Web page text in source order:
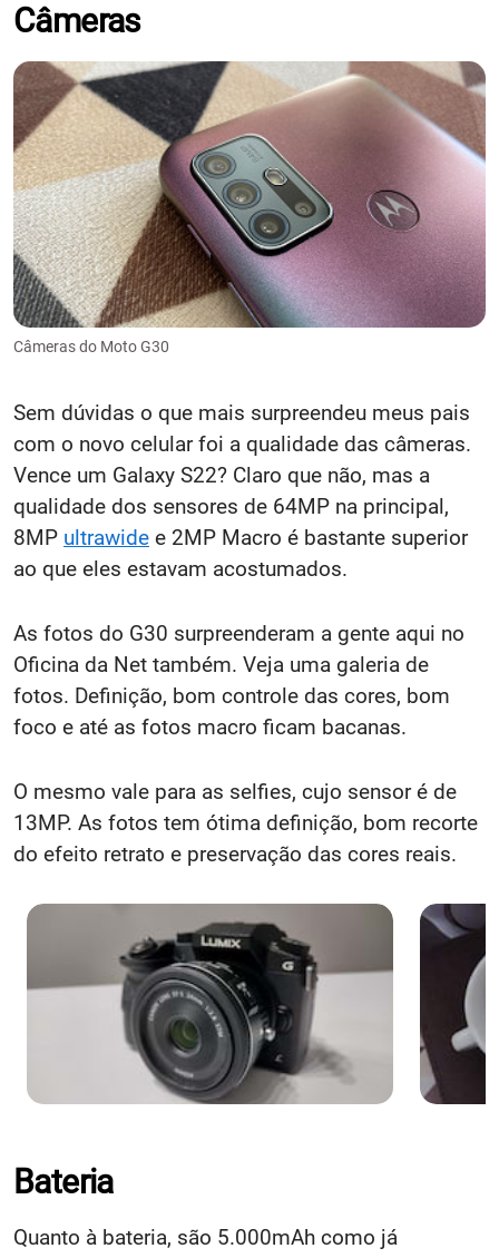
Câmeras
Câmeras do Moto G30
Sem dúvidas o que mais surpreendeu meus pais
com o novo celular foi a qualidade das câmeras.
Vence um Galaxy S22? Claro que não, mas a
qualidade dos sensores de 64MP na principal,
8MP ultrawide e 2MP Macro é bastante superior
ao que eles estavam acostumados.
As fotos do G30 surpreenderam a gente aqui no
Oficina da Net também. Veja uma galeria de
fotos. Definição, bom controle das cores, bom
foco e até as fotos macro ficam bacanas.
O mesmo vale para as selfies, cujo sensor é de
13MP. As fotos tem ótima definição, bom recorte
do efeito retrato e preservação das cores reais.
Bateria
Quanto à bateria, são 5.000mAh como já